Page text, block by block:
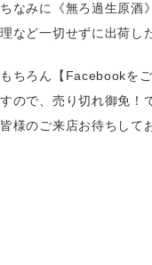
ちなみに《無ろ過生原酒
理など一切せずに出荷し
もちろん【Facebookを
すので、売り切れ御免！
皆様のご来店お待ちして